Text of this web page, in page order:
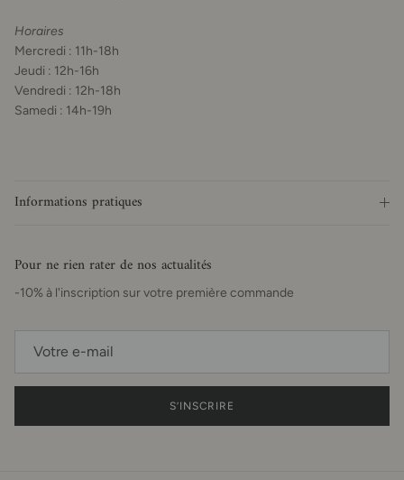
Horaires
Mercredi : 11h-18h
Jeudi : 12h-16h
Vendredi : 12h-18h
Samedi : 14h-19h
Informations pratiques
Pour ne rien rater de nos actualités
-10% à l'inscription sur votre première commande
S’INSCRIRE